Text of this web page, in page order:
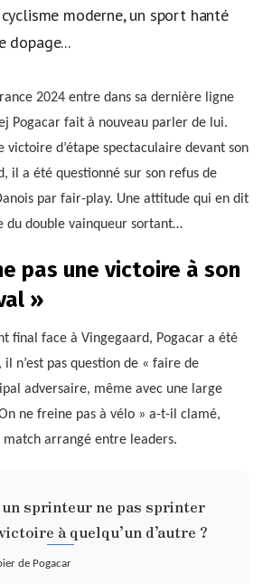
moderne, un sport hanté
dopage...
2024 entre dans sa dernière ligne
Pogacar fait à nouveau parler de lui.
victoire d’étape spectaculaire devant son
il a été questionné sur son refus de
par fair-play. Une attitude qui en dit
du double vainqueur sortant…
pas une victoire à son
»
final face à Vingegaard, Pogacar a été
n’est pas question de « faire de
adversaire, même avec une large
ne freine pas à vélo » a-t-il clamé,
arrangé entre leaders.
sprinteur ne pas sprinter
à quelqu’un d’autre ?
de Pogacar